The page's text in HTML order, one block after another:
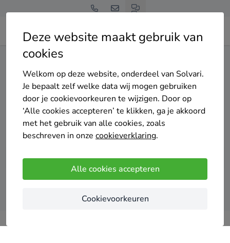
Deze website maakt gebruik van
cookies
Welkom op deze website, onderdeel van Solvari.
Je bepaalt zelf welke data wij mogen gebruiken
door je cookievoorkeuren te wijzigen. Door op
‘Alle cookies accepteren’ te klikken, ga je akkoord
met het gebruik van alle cookies, zoals
beschreven in onze cookieverklaring.
Alle cookies accepteren
Cookievoorkeuren
Home Laadpaal
Gratis en vrijblijvend
Top 20 laadpaal
installateurs in Schagen
Vergelijk offertes